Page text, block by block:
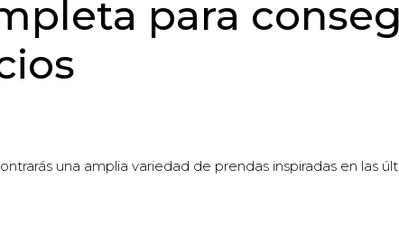
para
una amplia variedad de prendas inspiradas en las